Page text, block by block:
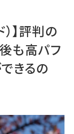
】評判の
も高パフ
きるの